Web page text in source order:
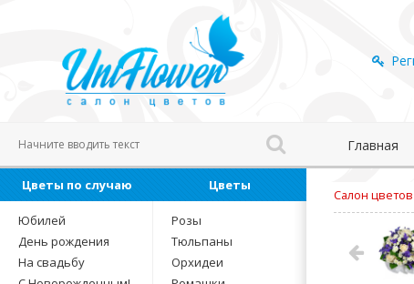
Главная
Цветы по случаю
Юбилей
День рождения
На свадьбу
Цветы
Розы
Тюльпаны
Орхидеи
Салон цветов